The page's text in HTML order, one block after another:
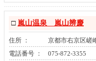
□ 嵐山温泉 嵐山辨慶
住所 ：
京都市右京区嵯
電話番号 ：
075-872-3355